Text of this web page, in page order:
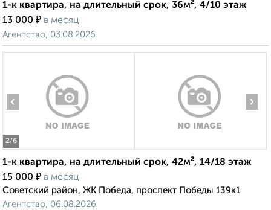
1-к квартира, на длительный срок, 36м², 4/10 этаж
13 000 ₽ в месяц
Агентство, 03.08.2026
2/6
‹ ›
1-к квартира, на длительный срок, 42м², 14/18 этаж
15 000 ₽ в месяц
Советский район, ЖК Победа, проспект Победы 139к1
Агентство, 06.08.2026